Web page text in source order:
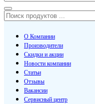
О Компании
Производители
Скидки и акции
Новости компании
Статьи
Отзывы
Вакансии
Сервисный центр